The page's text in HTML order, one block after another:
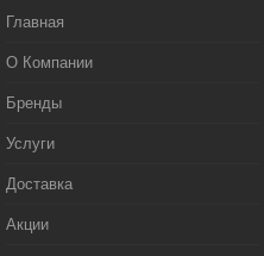
Главная
О Компании
Бренды
Услуги
Доставка
Акции